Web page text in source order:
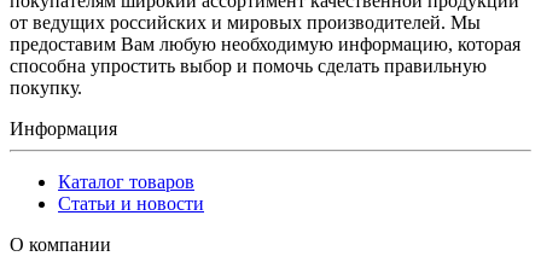
от ведущих российских и мировых производителей. Мы
предоставим Вам любую необходимую информацию, которая
способна упростить выбор и помочь сделать правильную
покупку.
Информация
Каталог товаров
Статьи и новости
О компании